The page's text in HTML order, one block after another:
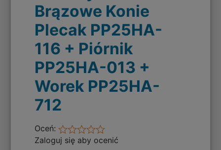
Brązowe Konie
Plecak PP25HA-
116 + Piórnik
PP25HA-013 +
Worek PP25HA-
712
Oceń:
Zaloguj się aby ocenić